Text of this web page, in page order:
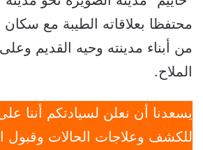
محتفظا بعلاقاته الطيبة مع
من أبناء مدينته وحيه القديم
الملاح.
يسعدنا أن نعلن لسيادتكم أننا
للكشف وعلاجات الحالات وقبول